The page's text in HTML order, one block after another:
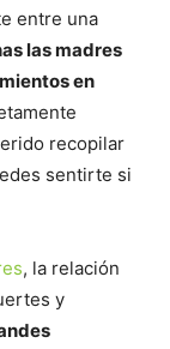
entre una
las madres
en
recopilar
sentirte si
, la relación
y